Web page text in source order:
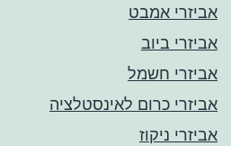
אביזרי אמבט
אביזרי ביוב
אביזרי חשמל
אביזרי כרום לאינסטלציה
אביזרי ניקוז